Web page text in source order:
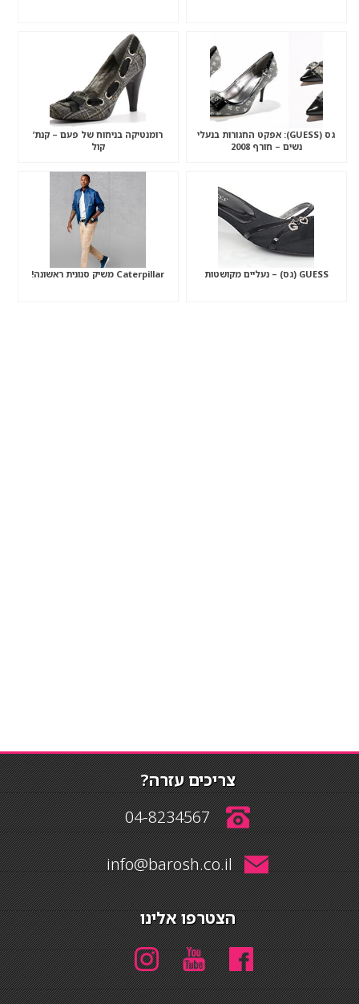
גס (GUESS): אפקט החגורות בנעלי
נשים – חורף 2008
רומנטיקה בניחוח של פעם – קנת’
קול
GUESS (גס) – נעליים מקושטות Caterpillar משיק סנונית ראשונה!
צריכים עזרה?
04-8234567
info@barosh.co.il
הצטרפו אלינו